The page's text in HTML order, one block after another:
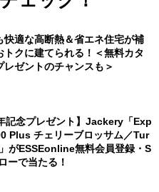
快適な高断熱＆省エネ住宅が補
トクに建てられる！＜無料カタ
レゼントのチャンスも＞
記念プレゼント】Jackery「Exp
Plus チェリーブロッサム／Tur
がESSEonline無料会員登録・S
ーで当たる！